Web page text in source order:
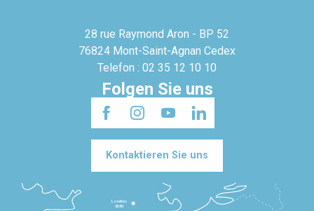
28 rue Raymond Aron - BP 52
76824 Mont-Saint-Agnan Cedex
Telefon : 02 35 12 10 10
Folgen Sie uns
Kontaktieren Sie uns
Londres
3h30